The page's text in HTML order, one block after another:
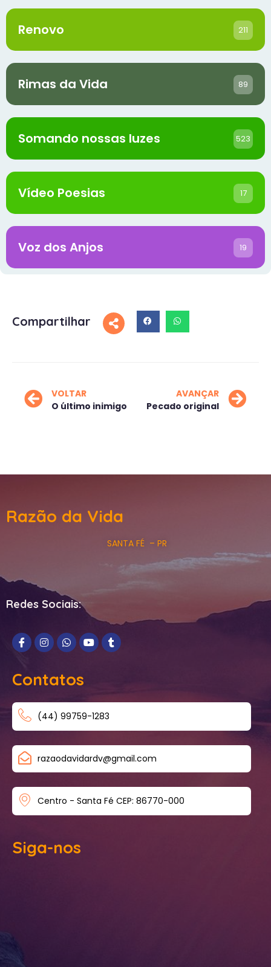
Renovo 211
Rimas da Vida 89
Somando nossas luzes 523
Vídeo Poesias 17
Voz dos Anjos 19
Compartilhar
VOLTAR
O último inimigo
AVANÇAR
Pecado original
Razão da Vida
SANTA FÉ – PR
Redes Sociais:
Contatos
(44) 99759-1283
razaodavidardv@gmail.com
Centro - Santa Fé CEP: 86770-000
Siga-nos